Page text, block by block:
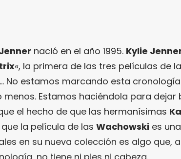
nació en el año 1995. Kylie
«, la primera de las tres películas de
No estamos marcando esta
menos. Estamos haciéndola para dejar
el hecho de que las hermanísimas
la película de las Wachowski es
en su nueva colección es algo que,